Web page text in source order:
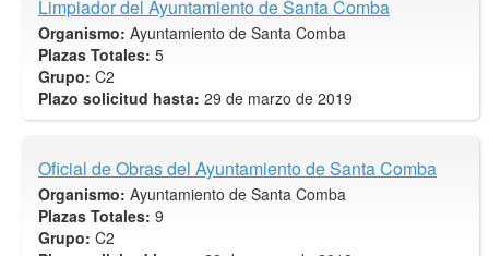
Limpiador del Ayuntamiento de Santa Comba
Organismo: Ayuntamiento de Santa Comba
Plazas Totales: 5
Grupo: C2
Plazo solicitud hasta: 29 de marzo de 2019
Oficial de Obras del Ayuntamiento de Santa Comba
Organismo: Ayuntamiento de Santa Comba
Plazas Totales: 9
Grupo: C2